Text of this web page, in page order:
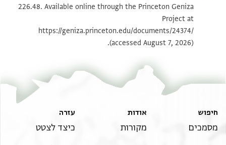
תנאי היתר שימוש בתצלום
226.48. Available online through the Princeton Geniza
Project at
https://geniza.princeton.edu/documents/24374/
(accessed August 7, 2026).
חיפוש
מסמכים
אודות
מקורות
עזרה
כיצד לצטט